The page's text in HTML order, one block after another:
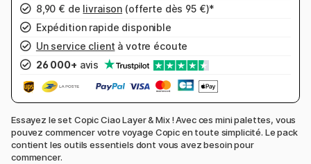
8,90 € de livraison (offerte dès 95 €)*
Expédition rapide disponible
Un service client à votre écoute
26 000+ avis
Essayez le set Copic Ciao Layer & Mix ! Avec ces mini palettes, vous
pouvez commencer votre voyage Copic en toute simplicité. Le pack
contient les outils essentiels dont vous avez besoin pour
commencer.